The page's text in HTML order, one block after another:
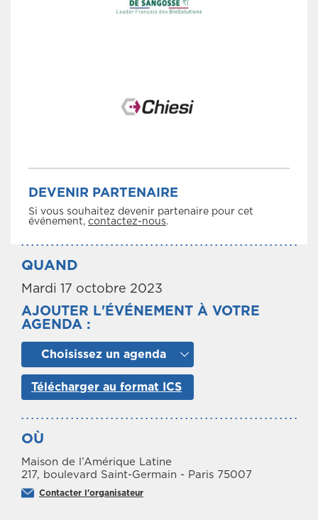
DEVENIR PARTENAIRE
Si vous souhaitez devenir partenaire pour cet
événement, contactez-nous.
QUAND
Mardi 17 octobre 2023
AJOUTER L'ÉVÉNEMENT À VOTRE
AGENDA :
Choisissez un agenda
Télécharger au format ICS
OÙ
Maison de l’Amérique Latine
217, boulevard Saint-Germain - Paris 75007
Contacter l'organisateur